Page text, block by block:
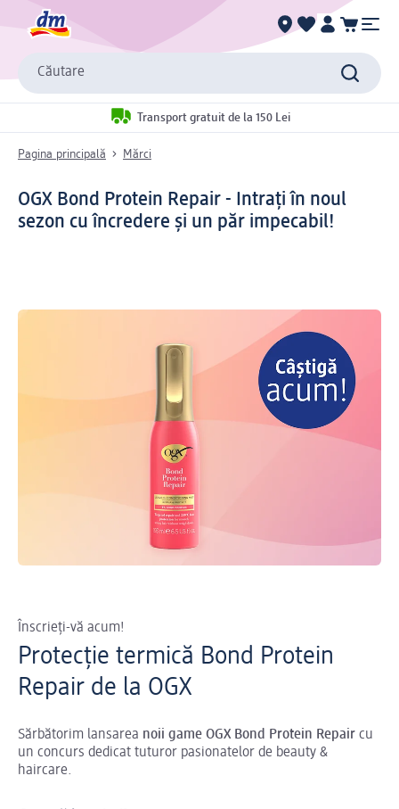
Căutare
Transport gratuit de la 150 Lei
Pagina principală Mărci
OGX Bond Protein Repair - Intrați în noul
sezon cu încredere și un păr impecabil!
Înscrieți-vă acum!
Protecție termică Bond Protein
Repair de la OGX
Sărbătorim lansarea noii game OGX Bond Protein Repair cu
un concurs dedicat tuturor pasionatelor de beauty &
haircare.